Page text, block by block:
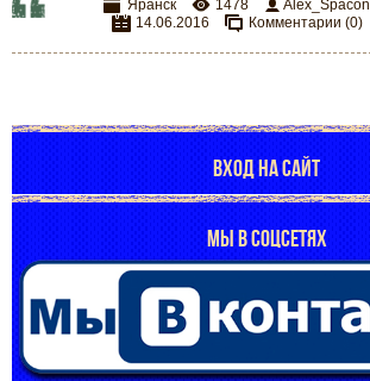
Яранск 1478
Alex_Spacon
14.06.2016
Комментарии (0)
ВХОД НА САЙТ
МЫ В СОЦСЕТЯХ